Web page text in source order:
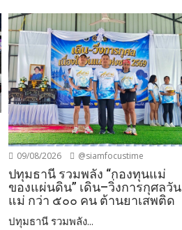
09/08/2026 @siamfocustime
ปทุมธานี รวมพลัง “กองทุนแม่
ของแผ่นดิน” เดิน–วิ่งการกุศลวัน
แม่ กว่า ๕๐๐ คน ต้านยาเสพติด
ปทุมธานี รวมพลัง...